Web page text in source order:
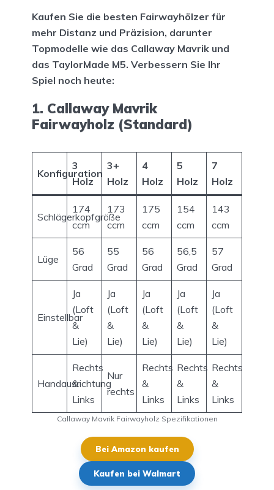
Kaufen Sie die besten Fairwayhölzer für
mehr Distanz und Präzision, darunter
Topmodelle wie das Callaway Mavrik und
das TaylorMade M5. Verbessern Sie Ihr
Spiel noch heute:
1. Callaway Mavrik
Fairwayholz (Standard)
Konfiguration
3
Holz
3+
Holz
4
Holz
5
Holz
7
Holz
Schlägerkopfgröße
174
ccm
173
ccm
175
ccm
154
ccm
143
ccm
Lüge
56
Grad
55
Grad
56
Grad
56,5
Grad
57
Grad
Einstellbar
Ja
(Loft
&
Lie)
Ja
(Loft
&
Lie)
Ja
(Loft
&
Lie)
Ja
(Loft
&
Lie)
Ja
(Loft
&
Lie)
Handausrichtung
Rechts
&
Links
Nur
rechts
Rechts
&
Links
Rechts
&
Links
Rechts
&
Links
Callaway Mavrik Fairwayholz Spezifikationen
Bei Amazon kaufen
Kaufen bei Walmart